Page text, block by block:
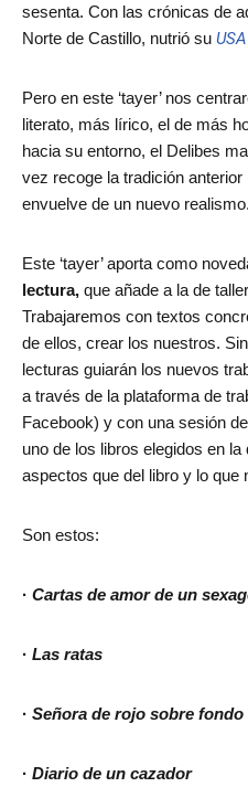
sesenta. Con las crónicas de
Norte de Castillo, nutrió su
Pero en este ‘tayer’ nos
literato, más lírico, el de más
hacia su entorno, el Delibes
vez recoge la tradición
envuelve de un nuevo realismo.
Este ‘tayer’ aporta como
lectura, que añade a la de
Trabajaremos con textos
de ellos, crear los nuestros.
lecturas guiarán los nuevos
a través de la plataforma de
Facebook) y con una sesión de
uno de los libros elegidos en
aspectos que del libro y lo que
Son estos:
· Cartas de amor de un
· Las ratas
· Señora de rojo sobre
· Diario de un cazador